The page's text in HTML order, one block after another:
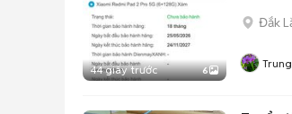
44 giây trước 6
Đắk
Trung